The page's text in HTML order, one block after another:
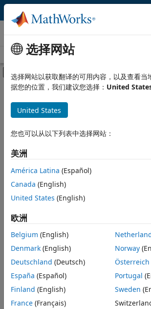
跳到内容
Hardware Support
Overview Search Hardware Support
画布外导航菜单切换
Product
Product Family and Category
Vendor
Application
Protocol or Standard
Search
Find integrated hardware
Simulink.
主要内容
Search
选择网站
选择网站以获取翻译的可用内容，以及查看当
据您的位置，我们建议您选择： United
United States
您也可以从以下列表中选择网站：
美洲
América Latina (Español)
Canada (English)
United States (English)
欧洲
Belgium (English)
Denmark (English)
Deutschland (Deutsch)
España (Español)
Finland (English)
France (Français)
Norway
Österreich
Portugal
Sweden